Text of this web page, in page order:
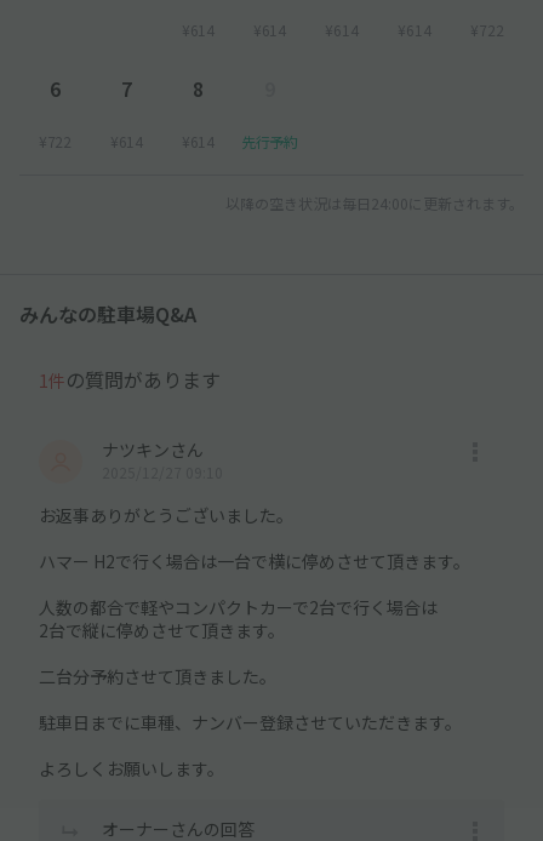
¥614 ¥614 ¥614 ¥614 ¥722
6
¥722
7
¥614
8
¥614 先行予約
以降の空き状況は毎日24:00に更新されます。
みんなの駐車場Q&A
1件の質問があります
ナツキンさん
お返事ありがとうございました。
ハマー H2で行く場合は一台で横に停めさせて頂きます。
人数の都合で軽やコンパクトカーで2台で行く場合は
2台で縦に停めさせて頂きます。
二台分予約させて頂きました。
駐車日までに車種、ナンバー登録させていただきます。
よろしくお願いします。
オーナーさんの回答